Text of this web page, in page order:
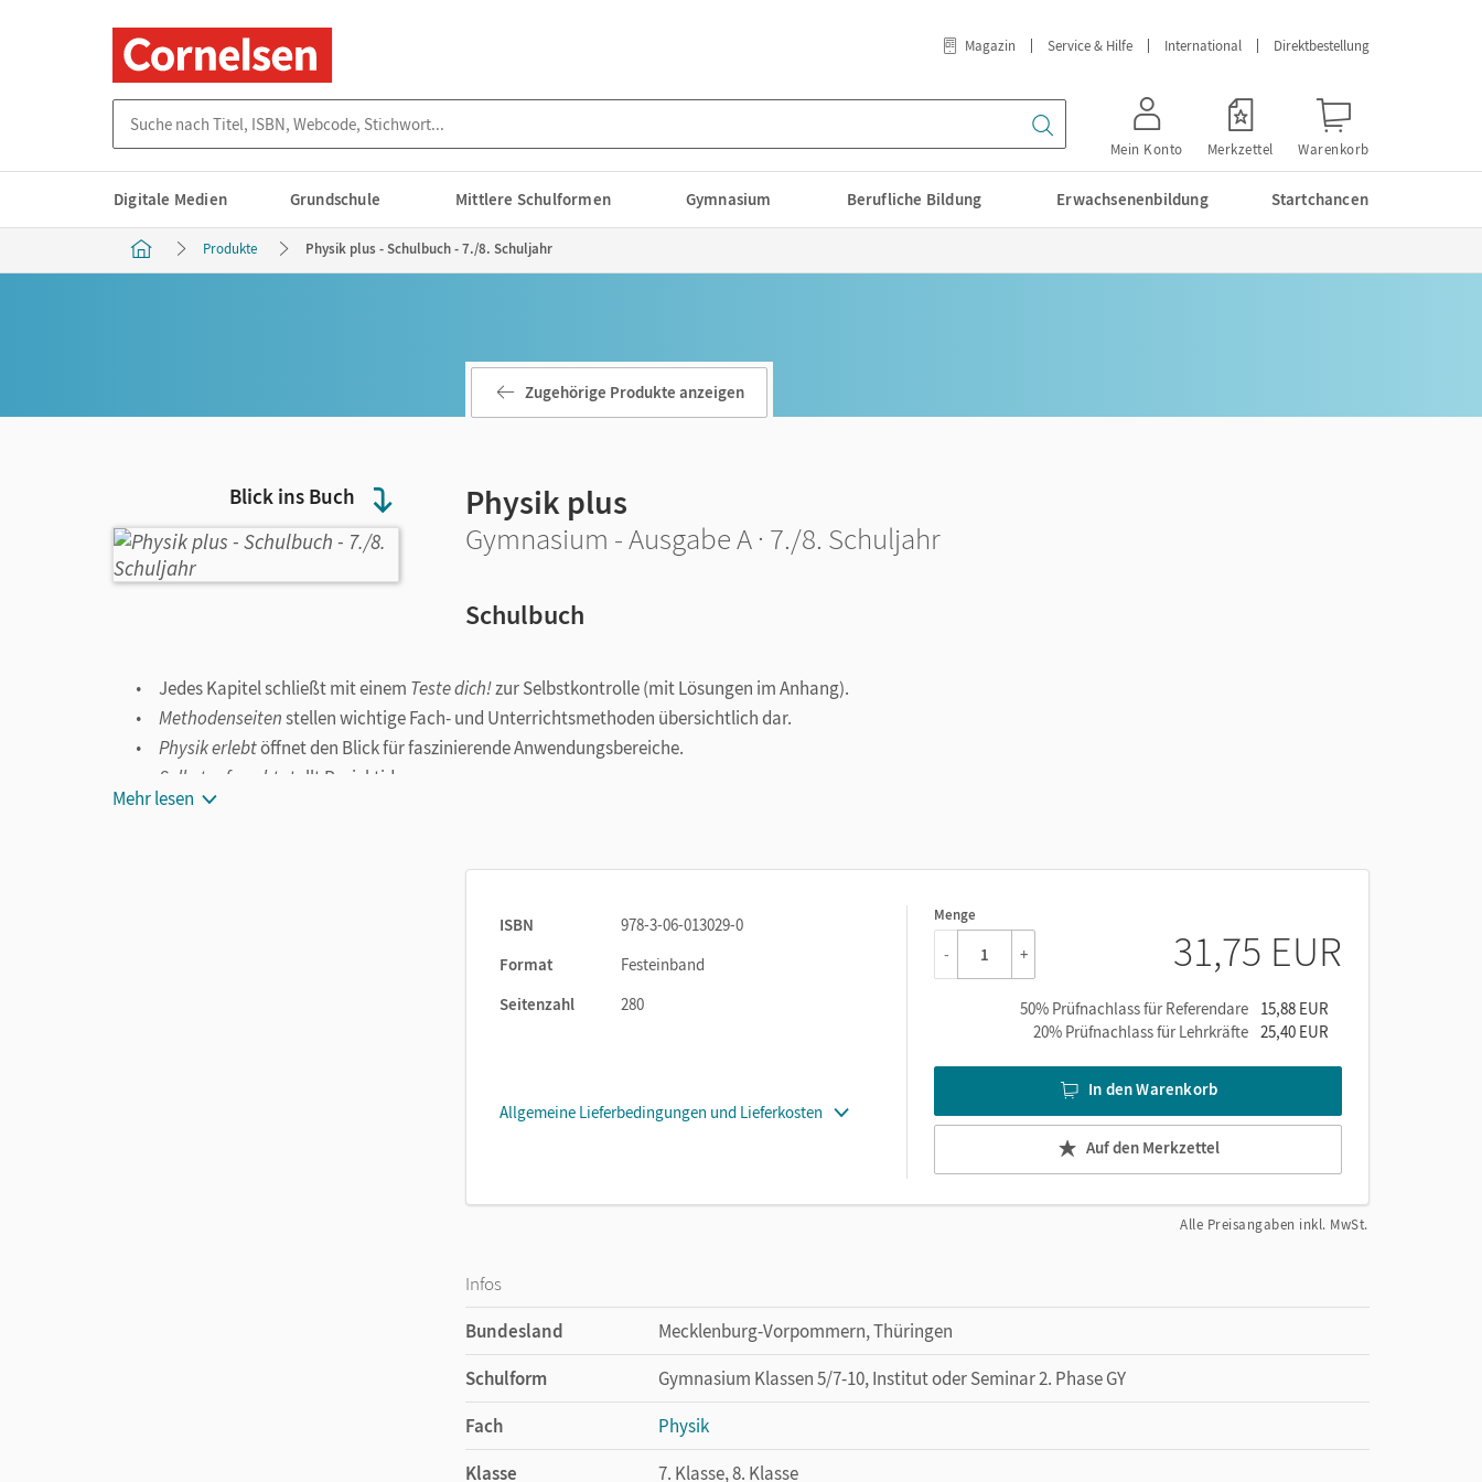
Magazin Service & Hilfe International Direktbestellung
Mein Konto Merkzettel Warenkorb
Digitale Medien Grundschule Mittlere Schulformen Gymnasium Berufliche Bildung Erwachsenenbildung Startchancen
Produkte Physik plus - Schulbuch - 7./8. Schuljahr
Blick ins Buch
Zugehörige Produkte anzeigen
Physik plus
Gymnasium - Ausgabe A · 7./8. Schuljahr
Schulbuch
Jedes Kapitel schließt mit einem Teste dich!zur Selbstkontrolle (mit Lösungen im Anhang).
Methodenseitenstellen wichtige Fach- und Unterrichtsmethoden übersichtlich dar.
Physik erlebtöffnet den Blick für faszinierende Anwendungsbereiche.
Selbst erforscht stellt Projektideen vor.
Mehr lesen
ISBN
978-3-06-013029-0
Format
Festeinband
Seitenzahl
280
Allgemeine Lieferbedingungen und Lieferkosten
Menge
1
- + 31,75 EUR
50% Prüfnachlass für Referendare
15,88 EUR
20% Prüfnachlass für Lehrkräfte 25,40 EUR
In den Warenkorb
Auf den Merkzettel
Alle Preisangaben inkl. MwSt.
Infos
Bundesland
Mecklenburg-Vorpommern, Thüringen
Schulform
Gymnasium Klassen 5/7-10, Institut oder Seminar 2. Phase GY
Fach
Physik
Klasse
7. Klasse, 8. Klasse